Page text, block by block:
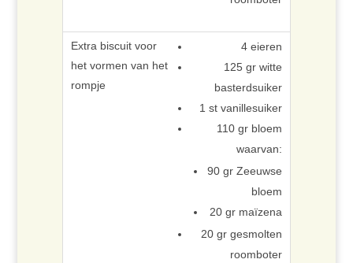
4 eieren
125 gr witte
basterdsuiker
1 st vanillesuiker
110 gr bloem
waarvan:
90 gr Zeeuwse
bloem
20 gr maïzena
20 gr gesmolten
roomboter